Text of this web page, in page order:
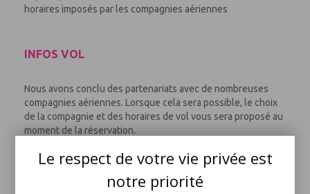
Le respect de votre vie privée est
notre priorité
horaires imposés par les compagnies aériennes
INFOS VOL
Nous avons conclu des partenariats avec de nombreuses
compagnies aériennes. Lorsque cela sera possible, le choix
de la compagnie et des horaires de vol vous sera proposé au
moment de la réservation.
Les repas ne sont pas compris à bord.
- Depuis le 26 Mars 2023, l'enregistrement à l'aéroport